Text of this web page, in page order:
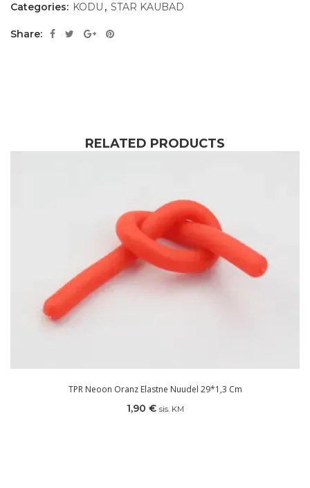
Categories: KODU , STAR KAUBAD
Share:
RELATED PRODUCTS
TPR Neoon Oranz Elastne Nuudel 29*1,3 Cm
1,90 € sis. KM